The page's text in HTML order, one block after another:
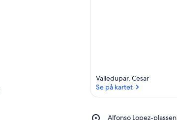
Valledupar, Cesar
Se på kartet
Alfonso Lopez-plassen
Place,